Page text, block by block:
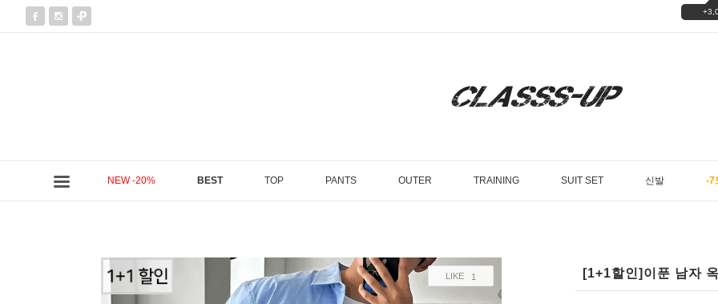
NEW -20% BEST TOP PANTS OUTER TRAINING SUIT SET 신발 -7
LIKE 1 [1+1할인]이푼 남자